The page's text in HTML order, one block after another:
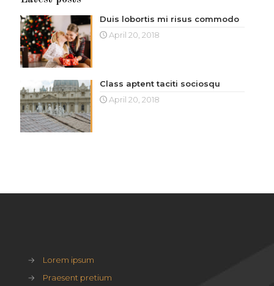
Duis lobortis mi risus commodo
April 20, 2018
Class aptent taciti sociosqu
April 20, 2018
→
Lorem ipsum
→
Praesent pretium